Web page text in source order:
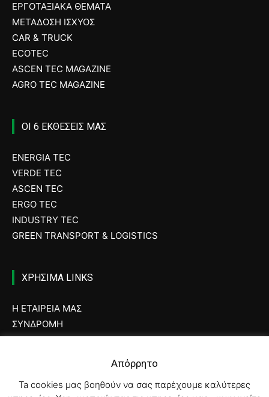
ΕΡΓΟΤΑΞΙΑΚΑ ΘΕΜΑΤΑ
ΜΕΤΑΔΟΣΗ ΙΣΧΥΟΣ
CAR & TRUCK
ECOTEC
ASCEN TEC MAGAZINE
AGRO TEC MAGAZINE
ΟΙ 6 ΕΚΘΕΣΕΙΣ ΜΑΣ
ENERGIA TEC
VERDE TEC
ASCEN TEC
ERGO TEC
INDUSTRY TEC
GREEN TRANSPORT & LOGISTICS
ΧΡΗΣΙΜΑ LINKS
Η ΕΤΑΙΡΕΙΑ ΜΑΣ
ΣΥΝΔΡΟΜΗ
ΔΙΑΦΗΜΙΣΗ
ΤΑΥΤΟΤΗΤΑ
Απόρρητο
Ta cookies μας βοηθούν να σας παρέχουμε καλύτερες